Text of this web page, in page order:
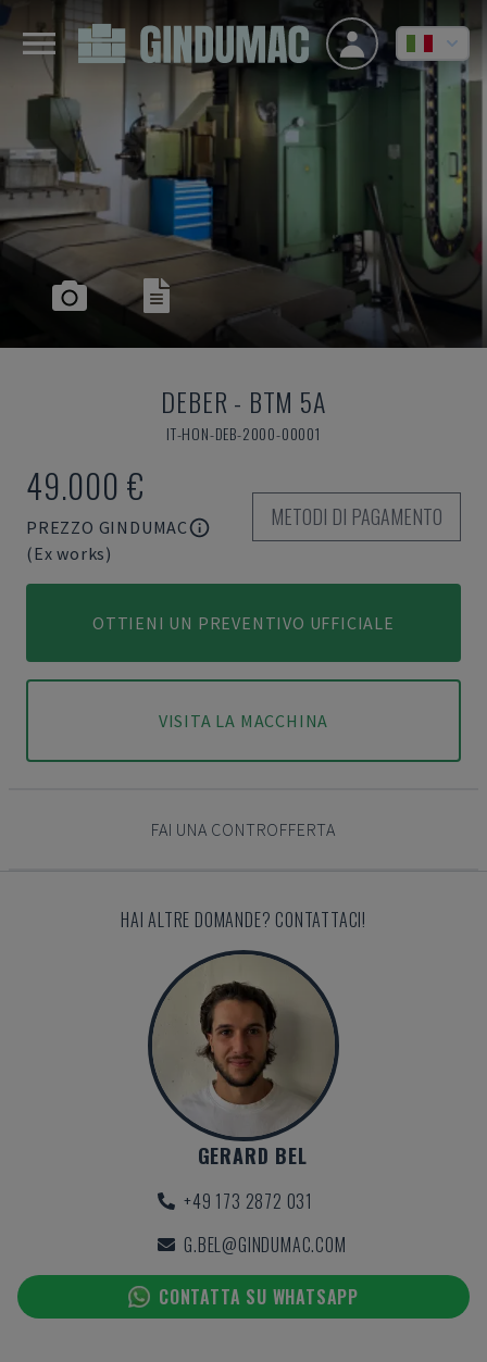
DEBER - BTM 5A
IT-HON-DEB-2000-00001
49.000 €
PREZZO GINDUMAC
(Ex works)
METODI DI PAGAMENTO
OTTIENI UN PREVENTIVO UFFICIALE
VISITA LA MACCHINA
FAI UNA CONTROFFERTA
HAI ALTRE DOMANDE? CONTATTACI!
GERARD BEL
+49 173 2872 031
G.BEL@GINDUMAC.COM
CONTATTA SU WHATSAPP